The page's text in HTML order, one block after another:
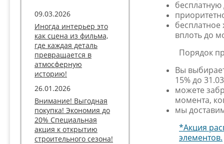
09.03.2026
Иногда интерьер это
как сцена из фильма,
где каждая деталь
превращается в
атмосферную
историю!
26.01.2026
Внимание! Выгодная
покупка! Экономия до
20% Специальная
акция к открытию
строительного сезона!
бесплатную
вплоть до
Порядок
Вы
15% до
можете
момента,
мы
*Акция
элементов.